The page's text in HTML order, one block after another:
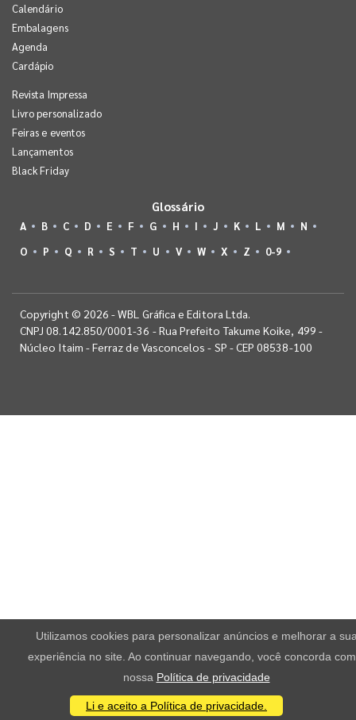
Calendário
Embalagens
Agenda
Cardápio
Revista Impressa
Livro personalizado
Feiras e eventos
Lançamentos
Black Friday
Glossário
A B C D E F G H I J K L M
N
O
P Q R S T U V W X Z 0-9
Copyright © 2026 - WBL Gráfica e Editora Ltda.
CNPJ 08.142.850/0001-36 - Rua Prefeito Takume Koike, 499 -
Núcleo Itaim - Ferraz de Vasconcelos - SP - CEP 08538-100
Utilizamos cookies para personalizar anúncios e melhorar a
experiência no site. Ao continuar navegando, você concorda
nossa Política de privacidade
Li e aceito a Política de privacidade.